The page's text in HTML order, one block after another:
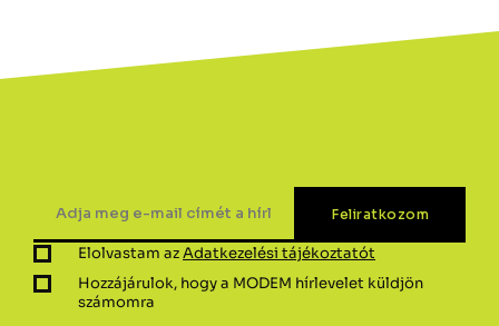
Elolvastam azAdatkezelési tájékoztatót
Hozzájárulok, hogy a MODEM hírlevelet küldjön
számomra